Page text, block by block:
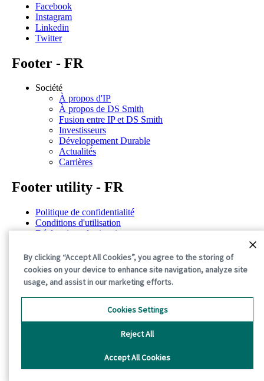
Facebook
Instagram
Linkedin
Twitter
Footer - FR
Société
À propos d'IP
À propos de DS Smith
Fusion entre IP et DS Smith
Investisseurs
Développement Durable
Actualités
Carrières
Footer utility - FR
Politique de confidentialité
Conditions d'utilisation
Déclarations de situation
Conditions générales
©2026 International Paper. All Rights Reserved.
By clicking “Accept All Cookies”, you agree to the storing of
cookies on your device to enhance site navigation, analyze site
usage, and assist in our marketing efforts.
Accept All Cookies
Reject All
Cookies Settings